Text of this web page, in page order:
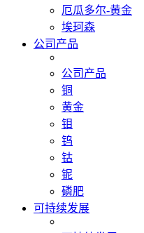
厄瓜多尔-黄金
埃珂森
公司产品
公司产品
铜
黄金
钼
钨
钴
铌
磷肥
可持续发展